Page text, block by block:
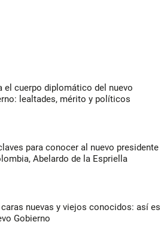
el cuerpo diplomático del nuevo
lealtades, mérito y políticos
para conocer al nuevo presidente
Abelardo de la Espriella
caras nuevas y viejos conocidos: así es
Gobierno